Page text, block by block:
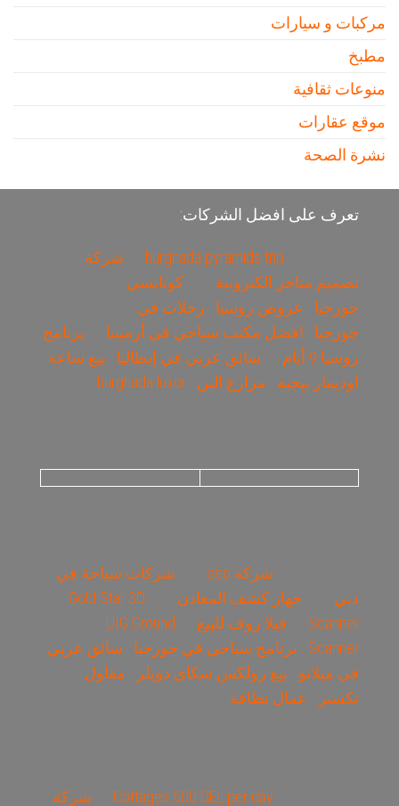
مركبات و سيارات
مطبخ
منوعات ثقافية
موقع عقارات
نشرة الصحة
تعرف على افضل الشركات:
hurghada pyramids trip
شركة
تصميم متاجر الكترونية
كوتايسي
جورجيا
عروض روسيا
رحلات في
جورجيا
افضل مكتب سياحي في أرمينيا
برنامج
روسيا 9 أيام
سائق عربي في إيطاليا
بيع ساعة
اوديمار بيجيه
مزارع البن hurghada luxor
شركة seo
شركات سياحة في
دبي
جهاز كشف المعادن
Gold Star 3D
Scanner
فيلا روف للبيع
UIG Ground
Scanner
برنامج سياحي في جورجيا
سائق عربي
في ميلانو
بيع رولكس سكاي دويلر
مقاول
تكسير
عمال نظافة
Cottages 500 GEL per day شركة